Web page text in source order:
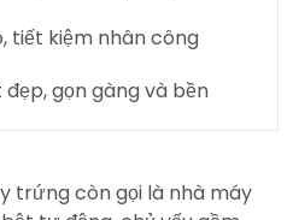
tiết kiệm nhân công
gọn gàng và bền
trứng còn gọi là nhà máy